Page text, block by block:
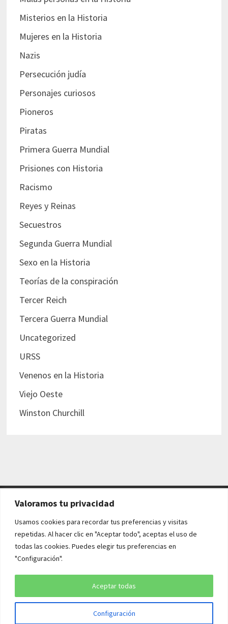
Valoramos tu privacidad
Usamos cookies para recordar tus preferencias y visitas
repetidas. Al hacer clic en "Aceptar todo", aceptas el uso de
todas las cookies. Puedes elegir tus preferencias en
"Configuración".
Configuración
Aceptar todas
Misterios en la Historia
Mujeres en la Historia
Nazis
Persecución judía
Personajes curiosos
Pioneros
Piratas
Primera Guerra Mundial
Prisiones con Historia
Racismo
Reyes y Reinas
Secuestros
Segunda Guerra Mundial
Sexo en la Historia
Teorías de la conspiración
Tercer Reich
Tercera Guerra Mundial
Uncategorized
URSS
Venenos en la Historia
Viejo Oeste
Winston Churchill
AVISO LEGAL Y POLÍTICAS
Aviso legal
Política de cookies